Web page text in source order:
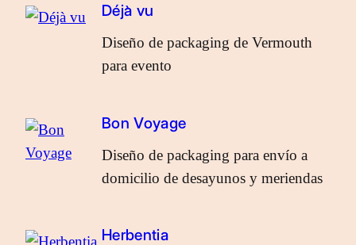
Déjà vu
Diseño de packaging de Vermouth
para evento
Bon Voyage
Diseño de packaging para envío a
domicilio de desayunos y meriendas
Herbentia